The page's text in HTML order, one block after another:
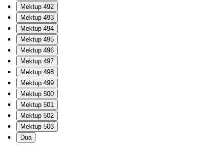
Mektup 492
Mektup 493
Mektup 494
Mektup 495
Mektup 496
Mektup 497
Mektup 498
Mektup 499
Mektup 500
Mektup 501
Mektup 502
Mektup 503
Dua